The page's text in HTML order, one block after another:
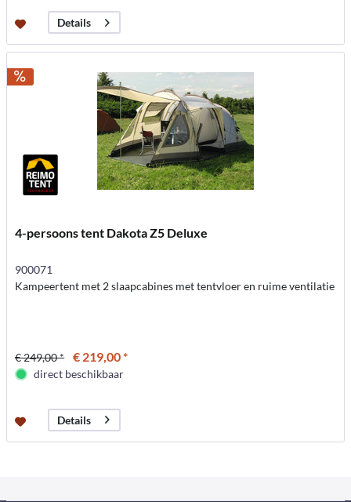
Details
4-persoons tent Dakota Z5 Deluxe
900071
Kampeertent met 2 slaapcabines met tentvloer en ruime ventilatie
€ 249,00 * € 219,00 *
direct beschikbaar
Details